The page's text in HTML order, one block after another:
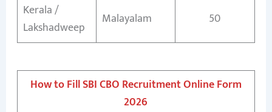
Kerala /
Lakshadweep
Malayalam 50
How to Fill SBI CBO Recruitment Online Form
2026